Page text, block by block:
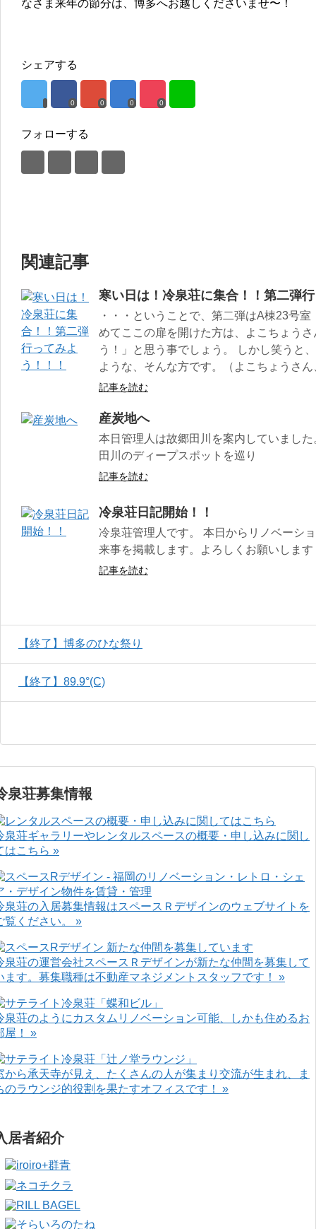
なさま来年の節分は、博多へお越しくださいませ〜！
シェアする
0 0 0 0
フォローする
関連記事
寒い日は！冷泉荘に集合！！第二弾
・・・ということで、第二弾はA棟23号
めてここの扉を開けた方は、よこちょう
う！」と思う事でしょう。 しかし笑うと
ような、そんな方です。（よこちょうさ
記事を読む
産炭地へ
本日管理人は故郷田川を案内していまし
田川のディープスポットを巡り
記事を読む
冷泉荘日記開始！！
冷泉荘管理人です。 本日からリノベーシ
来事を掲載します。よろしくお願いします
記事を読む
【終了】博多のひな祭り
【終了】89.9°(C)
泉荘募集情報
泉荘ギャラリーやレンタルスペースの概要・申し込みに関し
はこちら »
泉荘の入居募集情報はスペースＲデザインのウェブサイトを
覧ください。 »
泉荘の運営会社スペースＲデザインが新たな仲間を募集して
ます。募集職種は不動産マネジメントスタッフです！ »
泉荘のようにカスタムリノベーション可能、しかも住めるお
屋！ »
から承天寺が見え、たくさんの人が集まり交流が生まれ、ま
のラウンジ的役割を果たすオフィスです！ »
居者紹介